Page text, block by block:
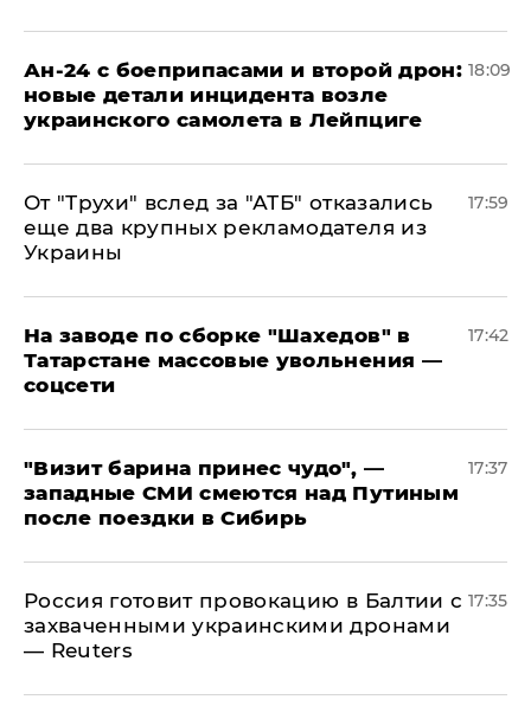
Ан-24 с боеприпасами и второй дрон:
новые детали инцидента возле
украинского самолета в Лейпциге
18:09
От "Трухи" вслед за "АТБ" отказались
еще два крупных рекламодателя из
Украины
17:59
На заводе по сборке "Шахедов" в
Татарстане массовые увольнения —
соцсети
17:42
"Визит барина принес чудо", —
западные СМИ смеются над Путиным
после поездки в Сибирь
17:37
​Россия готовит провокацию в Балтии с
захваченными украинскими дронами
— Reuters
17:35